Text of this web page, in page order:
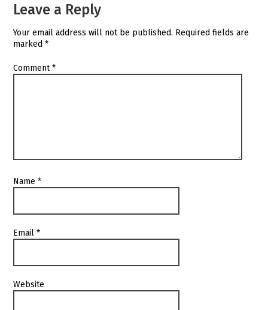
Leave a Reply
Your email address will not be published. Required fields are
marked*
Comment*
Name*
Email*
Website